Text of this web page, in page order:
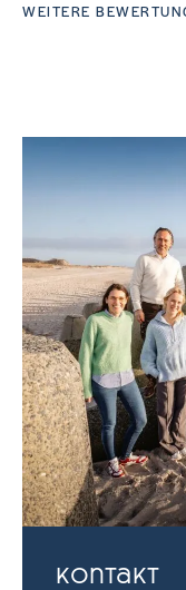
WEITERE
Kontakt